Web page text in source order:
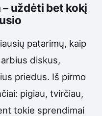
uždėti bet kokį
patarimų, kaip
diskus,
priedus. Iš pirmo
pigiau, tvirčiau,
tokie sprendimai